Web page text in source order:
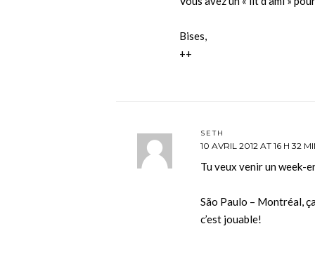
Bises,
++
SETH
10 AVRIL 2012 AT 16 H 32
Tu veux venir un week-
São Paulo – Montréal,
c’est jouable!